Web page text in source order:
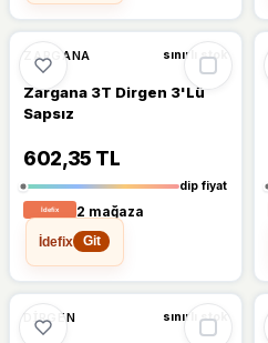
%8
ZARGANA sınırlı stok
Zargana 3T Dirgen 3'Lü
Sapsız
602,35 TL
dip fiyat
2 mağaza
İdefix
Git
DIRGEN sınırlı stok